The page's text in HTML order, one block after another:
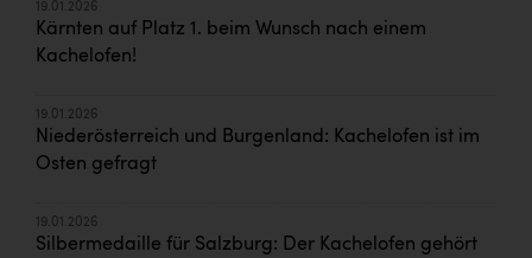
19.01.2026
Kärnten auf Platz 1. beim Wunsch nach einem
Kachelofen!
19.01.2026
Niederösterreich und Burgenland: Kachelofen ist im
Osten gefragt
19.01.2026
Silbermedaille für Salzburg: Der Kachelofen gehört